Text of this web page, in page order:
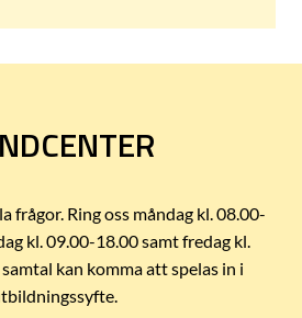
frågor. Ring oss måndag kl. 08.00-
kl. 09.00-18.00 samt fredag kl.
kan komma att spelas in i